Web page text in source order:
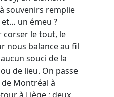
souvenirs remplie
un émeu ?
corser le tout, le
nous balance au fil
souci de la
de lieu. On passe
Montréal à